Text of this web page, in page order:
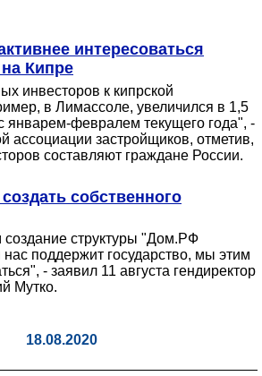
интересоваться
Кипре
инвесторов к кипрской
в Лимассоле, увеличился в 1,5
январем-февралем текущего года", -
ассоциации застройщиков, отметив,
составляют граждане России.
собственного
структуры "Дом.РФ
поддержит государство, мы этим
- заявил 11 августа гендиректор
Мутко.
18.08.2020